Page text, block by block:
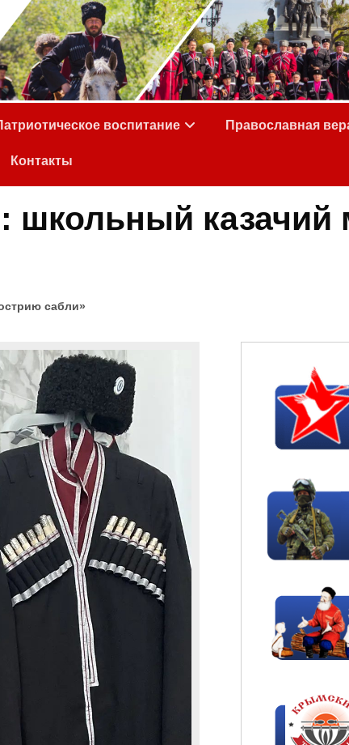
воспитание Православная
Контакты
школьный казачий
сабли»